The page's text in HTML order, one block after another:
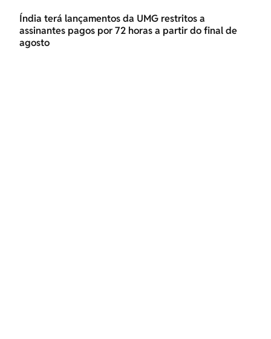
Índia terá lançamentos da UMG restritos a
assinantes pagos por 72 horas a partir do final de
agosto